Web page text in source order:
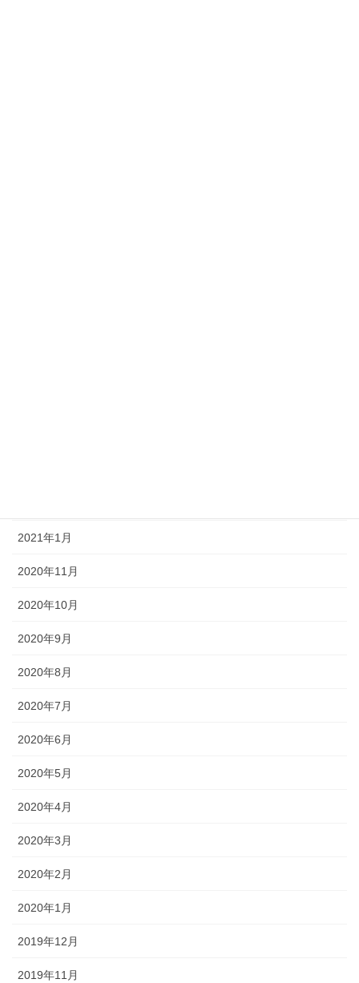
2021年1月
2020年11月
2020年10月
2020年9月
2020年8月
2020年7月
2020年6月
2020年5月
2020年4月
2020年3月
2020年2月
2020年1月
2019年12月
2019年11月